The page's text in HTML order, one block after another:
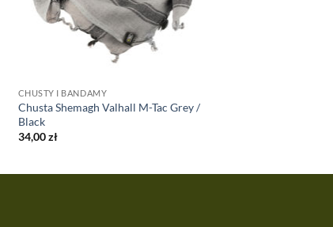
CHUSTY I BANDAMY
Chusta Shemagh Valhall M-Tac Grey /
Black
34,00zł